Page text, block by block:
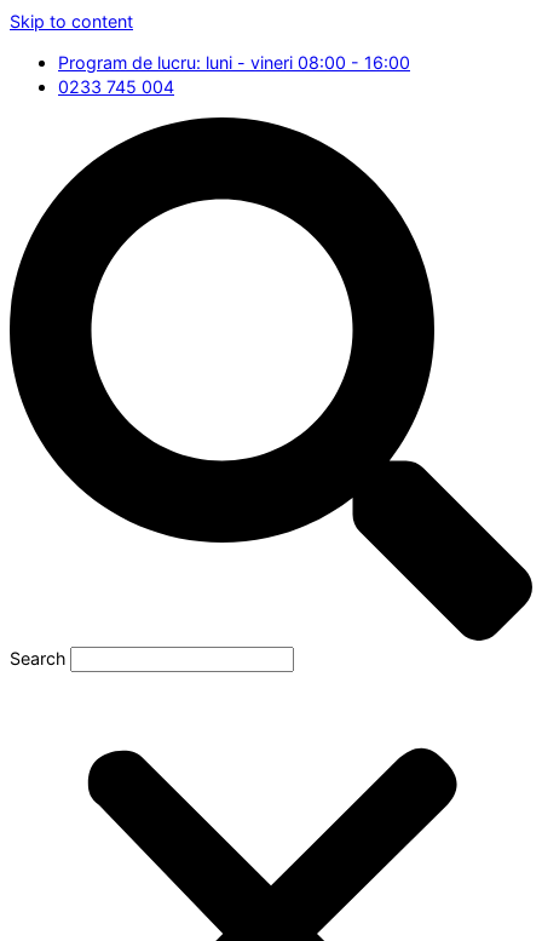
Skip to content
Program de lucru: luni - vineri 08:00 - 16:00
0233 745 004
Search